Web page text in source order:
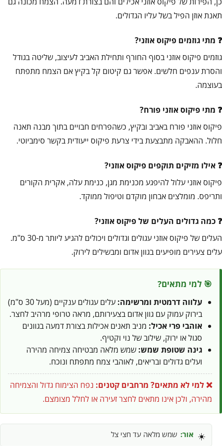
תאנת אוזן הפיל בשל עליו הגדולים.
מתי גוזמים פיקוס אוזני?
גוזמים פיקוס אוזני בסוף החורף ותחילת האביב לעיצוב, שליטה בגודל
והסרת ענפים חלשים. אפשר גם קיטום קל בקיץ אם הצמח מתפתח
בעוצמה.
מתי פיקוס אוזני פורח?
פיקוס אוזני פורח באביב ובקיץ, כשהפרחים חבויים בתוך מבנה תאנה
חלול. ההאבקה מתבצעת בידי צרעת פיקוס ייעודית בקשר סימביוטי.
אילו מזיקים תוקפים פיקוס אוזני?
פיקוס אוזני עלול להיפגע מכנימת מגן, כנימת עלה, אקרית הקורים
ותריפס. מומלצים אבחון מוקדם וטיפול ממוקד.
כמה גדולים העלים של פיקוס אוזני?
העלים של פיקוס אוזני עגולים וגדולים ויכולים להגיע ליותר מ-30 ס"מ.
עלים צעירים מופיעים בגוון אדום ומבשילים לירוק.
🎯 למי מתאים?
עלווה דרמטית ומרשימה:
עלים עגולים ענקיים (מעל 30 ס"מ)
בירוק עמוק עם גוון אדום בצעירותם, מראה טרופי מרהיב לחצר.
אוהבי פרי אכיל: מניב תאנים אכילות בצורת דמעה בגוונים
סגול או ירוק, שילוב של נוי וקטיף.
גינה שטופת שמש: שמש מלאה מבטיחה צמיחה מהירה
ועלים גדולים ובריאים, לאוהבי צמח מתפתח ונוכח.
❌ למי לא מתאים? מרחבים קטנים: נפח הצימוח גדול והצמיחה
מהירה, ולכן אינו מתאים לחצר זעירה או לחלל מצומצם.
☀️ אור: שמש מלאה עד חצי צל